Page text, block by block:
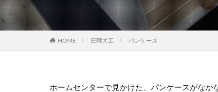
HOME 日曜大工 パンケース
ホームセンターで見かけた、パンケースがなか